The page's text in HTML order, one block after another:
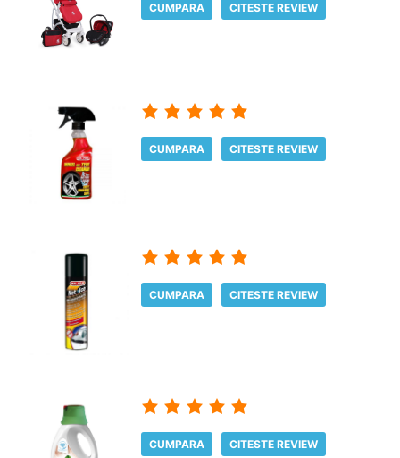
CUMPARA CITESTE REVIEW
CUMPARA CITESTE REVIEW
CUMPARA CITESTE REVIEW
CUMPARA CITESTE REVIEW